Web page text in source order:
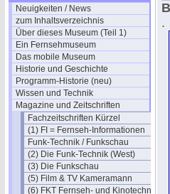
Neuigkeiten / News
zum Inhaltsverzeichnis
Über dieses Museum (Teil 1)
Ein Fernsehmuseum
Das mobile Museum
Historie und Geschichte
Programm-Historie (neu)
Wissen und Technik
Magazine und Zeitschriften
Fachzeitschriften Kürzel
(1) FI = Fernseh-Informationen
Funk-Technik / Funkschau
(2) Die Funk-Technik (West)
(3) Die Funkschau
(5) Film & TV Kameramann
(6) FKT Fernseh- und Kinotechnik
.